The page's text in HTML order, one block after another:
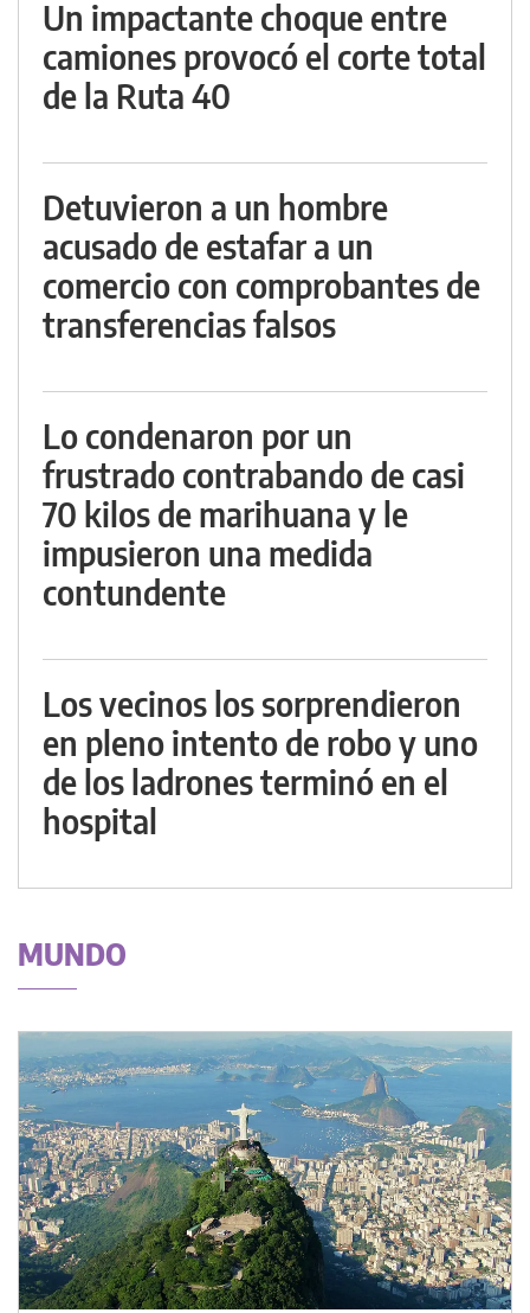
Un impactante choque entre
camiones provocó el corte total
de la Ruta 40
Detuvieron a un hombre
acusado de estafar a un
comercio con comprobantes de
transferencias falsos
Lo condenaron por un
frustrado contrabando de casi
70 kilos de marihuana y le
impusieron una medida
contundente
Los vecinos los sorprendieron
en pleno intento de robo y uno
de los ladrones terminó en el
hospital
MUNDO